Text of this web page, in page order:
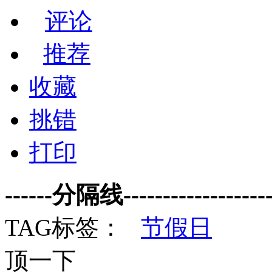
评论
推荐
收藏
挑错
打印
------分隔线
TAG标签：
节假日
顶一下